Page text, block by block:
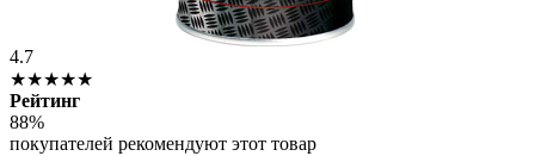
4.7
★★★★★
Рейтинг
88%
покупателей рекомендуют этот товар